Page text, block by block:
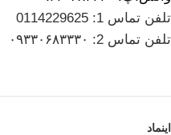
تلفن تماس 1: 0114229625
تلفن تماس 2: ۰۹۳۳۰۶۸۳۳۳۰
اینماد